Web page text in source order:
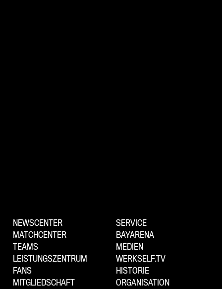
NEWSCENTER
MATCHCENTER
TEAMS
LEISTUNGSZENTRUM
FANS
MITGLIEDSCHAFT
SERVICE
BAYARENA
MEDIEN
WERKSELF.TV
HISTORIE
ORGANISATION